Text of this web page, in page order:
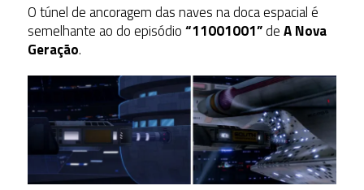
O túnel de ancoragem das naves na doca espacial é
semelhante ao do episódio“11001001”deA Nova
Geração.